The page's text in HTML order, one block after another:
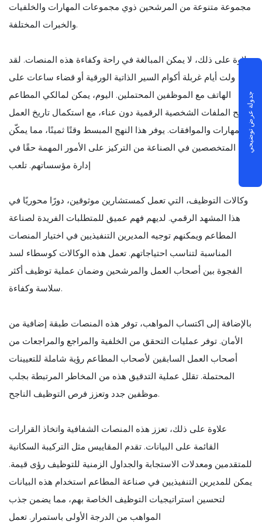
مجموعة متنوعة من المرشحين ذوي مجموعات المهارات والخلفيات
والخبرات المختلفة.
علاوة على ذلك، لا يمكن المبالغة في راحة وكفاءة هذه المنصات. لقد
ولت أيام غربلة أكوام السير الذاتية الورقية أو قضاء ساعات على
الهاتف مع الموظفين المحتملين. اليوم، يمكن لمالكي المطاعم
تصفح الملفات الشخصية الرقمية دون عناء، مع استكمال تاريخ العمل
والمهارات والموافقات. يوفر هذا النهج المبسط وقتًا ثمينًا، مما يمكّن
المتخصصين في الصناعة من التركيز على الأمور المهمة حقًا في
إدارة مؤسساتهم. تلعب
وكالات التوظيف، التي تعمل كمستشارين موثوقين، دورًا محوريًا في
هذا المشهد الرقمي. لديهم فهم عميق للمتطلبات الفريدة لصناعة
المطاعم ويمكنهم توجيه المديرين التنفيذيين في اختيار المنصات
المناسبة لتناسب احتياجاتهم. تعمل هذه الوكالات كوسطاء لسد
الفجوة بين أصحاب العمل والمرشحين وضمان عملية توظيف أكثر
سلاسة وكفاءة.
بالإضافة إلى اكتساب المواهب، توفر هذه المنصات طبقة إضافية من
الأمان. توفر عمليات التحقق من الخلفية والمراجع والمراجعات من
أصحاب العمل السابقين لأصحاب المطاعم رؤية شاملة للتعيينات
المحتملة. تقلل عملية التدقيق هذه من المخاطر المرتبطة بجلب
موظفين جدد وتعزز فرص التوظيف الناجح.
علاوة على ذلك، تعزز هذه المنصات الشفافية واتخاذ القرارات
القائمة على البيانات. تقدم المقاييس مثل التركيبة السكانية
للمتقدمين ومعدلات الاستجابة والجداول الزمنية للتوظيف رؤى قيمة.
يمكن للمديرين التنفيذيين في صناعة المطاعم استخدام هذه البيانات
لتحسين استراتيجيات التوظيف الخاصة بهم، مما يضمن جذب
المواهب من الدرجة الأولى باستمرار. تعمل
جدولة عرض توضيحي